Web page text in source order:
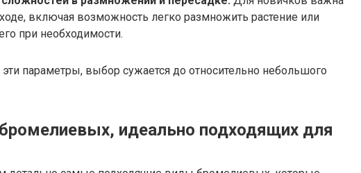
включая возможность легко размножить растение или
при необходимости.
параметры, выбор сужается до относительно небольшого
идеально подходящих для